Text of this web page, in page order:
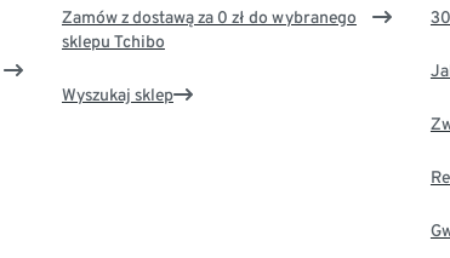
Zamów z dostawą za 0 zł do wybranego
sklepu Tchibo
Wyszukaj sklep